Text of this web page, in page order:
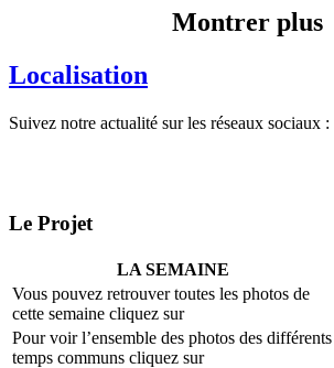
Montrer plus
Localisation
Suivez notre actualité sur les réseaux sociaux :
Le Projet
LA SEMAINE
Vous pouvez retrouver toutes les photos de
cette semaine cliquez sur
Pour voir l’ensemble des photos des différents
temps communs cliquez sur